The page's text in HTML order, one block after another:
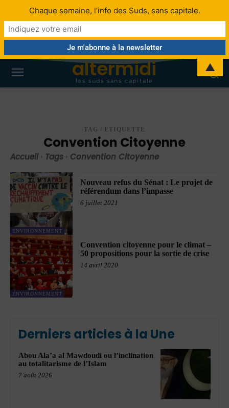
altermidi
les suds sans capitale
TAG / ETIQUETTE
Convention Citoyenne
Accueil Tags Convention Citoyenne
ENVIRONNEMENT
Nouveau refus du Sénat : Le projet de
référendum dans l’impasse
6 juillet 2021
ENVIRONNEMENT
Convention citoyenne pour le climat –
50 propositions pour la sortie de crise
14 avril 2020
Derniers articles à la Une
Abou Ala’a al Mawdoudi ou l’inclination
au totalitarisme de l’Islam
7 août 2026
Chaque semaine, l’info des Suds, sans capitale.
▲